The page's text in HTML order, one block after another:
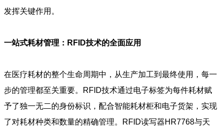
发挥关键作用。
一站式耗材管理：RFID技术的全面应用
在医疗耗材的整个生命周期中，从生产加工到最终使用，每一
步的管理都至关重要。RFID技术通过电子标签为每件耗材赋
予了独一无二的身份标识，配合智能耗材柜和电子货架，实现
了对耗材种类和数量的精确管理。RFID读写器HR7768与天